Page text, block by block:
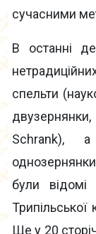
сучасними
В останні
спельти
Schrank),
були відомі
Ще у 20